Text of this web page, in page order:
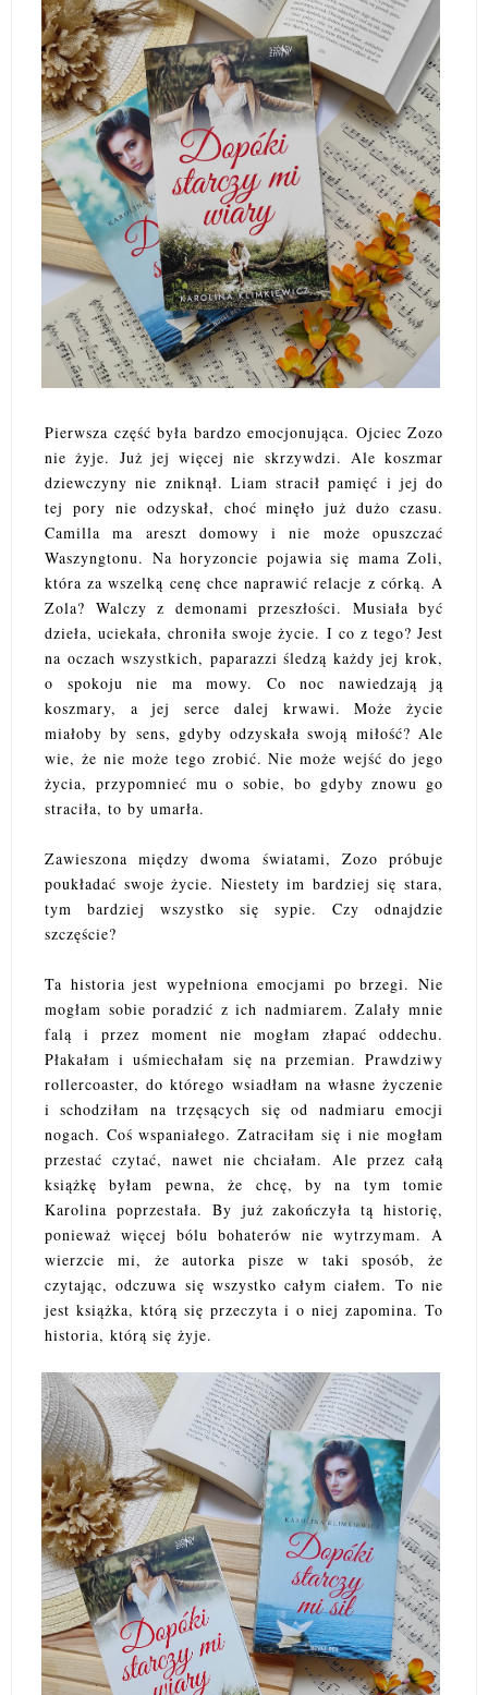
Pierwsza część była bardzo emocjonująca. Ojciec Zozo
nie żyje. Już jej więcej nie skrzywdzi. Ale koszmar
dziewczyny nie zniknął. Liam stracił pamięć i jej do
tej pory nie odzyskał, choć minęło już dużo czasu.
Camilla ma areszt domowy i nie może opuszczać
Waszyngtonu. Na horyzoncie pojawia się mama Zoli,
która za wszelką cenę chce naprawić relacje z córką. A
Zola? Walczy z demonami przeszłości. Musiała być
dzieła, uciekała, chroniła swoje życie. I co z tego? Jest
na oczach wszystkich, paparazzi śledzą każdy jej krok,
o spokoju nie ma mowy. Co noc nawiedzają ją
koszmary, a jej serce dalej krwawi. Może życie
miałoby by sens, gdyby odzyskała swoją miłość? Ale
wie, że nie może tego zrobić. Nie może wejść do jego
życia, przypomnieć mu o sobie, bo gdyby znowu go
straciła, to by umarła.
Zawieszona między dwoma światami, Zozo próbuje
poukładać swoje życie. Niestety im bardziej się stara,
tym bardziej wszystko się sypie. Czy odnajdzie
szczęście?
Ta historia jest wypełniona emocjami po brzegi. Nie
mogłam sobie poradzić z ich nadmiarem. Zalały mnie
falą i przez moment nie mogłam złapać oddechu.
Płakałam i uśmiechałam się na przemian. Prawdziwy
rollercoaster, do którego wsiadłam na własne życzenie
i schodziłam na trzęsących się od nadmiaru emocji
nogach. Coś wspaniałego. Zatraciłam się i nie mogłam
przestać czytać, nawet nie chciałam. Ale przez całą
książkę byłam pewna, że chcę, by na tym tomie
Karolina poprzestała. By już zakończyła tą historię,
ponieważ więcej bólu bohaterów nie wytrzymam. A
wierzcie mi, że autorka pisze w taki sposób, że
czytając, odczuwa się wszystko całym ciałem. To nie
jest książka, którą się przeczyta i o niej zapomina. To
historia, którą się żyje.